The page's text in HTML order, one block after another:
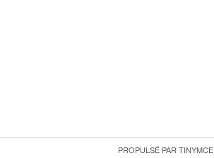
PROPULSÉ PAR TINYMCE